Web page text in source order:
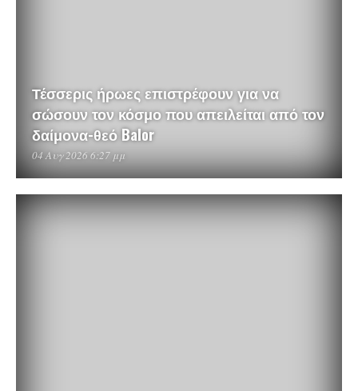
Τέσσερις ήρωες επιστρέφουν για να
σώσουν τον κόσμο που απειλείται από τον
δαίμονα-θεό Balor
04 Αυγ 2026 6:27 μμ